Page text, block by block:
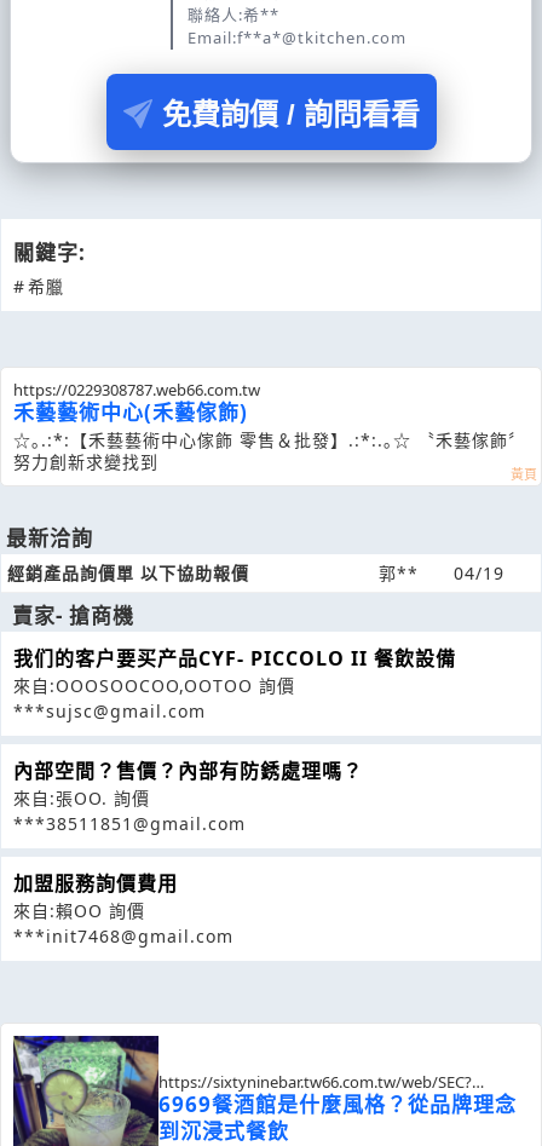
聯絡人:希**
Email:f**a*@tkitchen.com
免費詢價 / 詢問看看
關鍵字:
#希臘
https://0229308787.web66.com.tw
禾藝藝術中心(禾藝傢飾)
☆｡.:*:【禾藝藝術中心傢飾 零售＆批發】.:*:.｡☆ 〝禾藝傢飾〞
努力創新求變找到
最新洽詢
經銷產品詢價單 以下協助報價 郭** 04/19
賣家- 搶商機
我们的客户要买产品CYF- PICCOLO II 餐飲設備
來自:OOOSOOCOO,OOTOO 詢價
***sujsc@gmail.com
內部空間？售價？內部有防銹處理嗎？
來自:張OO. 詢價
***38511851@gmail.com
加盟服務詢價費用
來自:賴OO 詢價
***init7468@gmail.com
https://sixtyninebar.tw66.com.tw/web/SEC?
postId=1354415
6969餐酒館是什麼風格？從品牌理念
到沉浸式餐飲